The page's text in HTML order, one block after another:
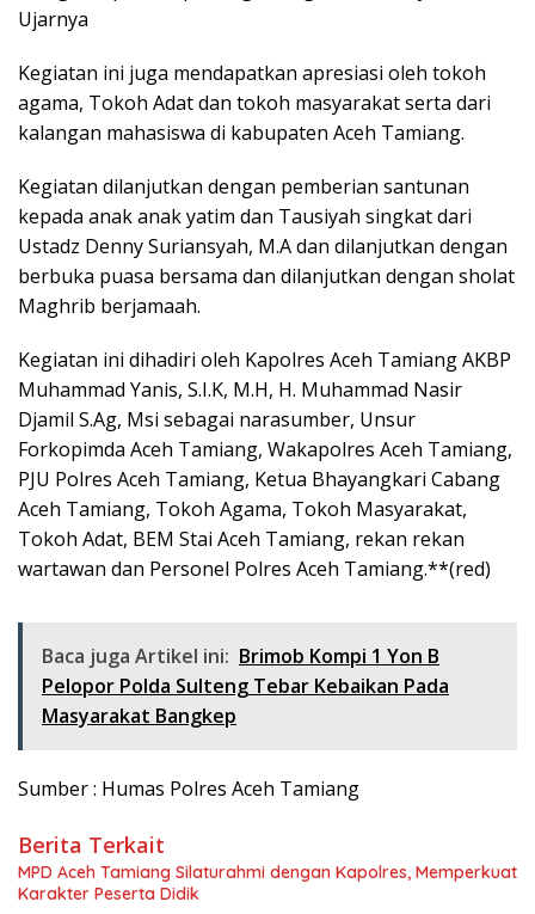
Ujarnya
Kegiatan ini juga mendapatkan apresiasi oleh tokoh
agama, Tokoh Adat dan tokoh masyarakat serta dari
kalangan mahasiswa di kabupaten Aceh Tamiang.
Kegiatan dilanjutkan dengan pemberian santunan
kepada anak anak yatim dan Tausiyah singkat dari
Ustadz Denny Suriansyah, M.A dan dilanjutkan dengan
berbuka puasa bersama dan dilanjutkan dengan sholat
Maghrib berjamaah.
Kegiatan ini dihadiri oleh Kapolres Aceh Tamiang AKBP
Muhammad Yanis, S.I.K, M.H, H. Muhammad Nasir
Djamil S.Ag, Msi sebagai narasumber, Unsur
Forkopimda Aceh Tamiang, Wakapolres Aceh Tamiang,
PJU Polres Aceh Tamiang, Ketua Bhayangkari Cabang
Aceh Tamiang, Tokoh Agama, Tokoh Masyarakat,
Tokoh Adat, BEM Stai Aceh Tamiang, rekan rekan
wartawan dan Personel Polres Aceh Tamiang.**(red)
Baca juga Artikel ini: Brimob Kompi 1 Yon B
Pelopor Polda Sulteng Tebar Kebaikan Pada
Masyarakat Bangkep
Sumber : Humas Polres Aceh Tamiang
Berita Terkait
MPD Aceh Tamiang Silaturahmi dengan Kapolres, Memperkuat
Karakter Peserta Didik